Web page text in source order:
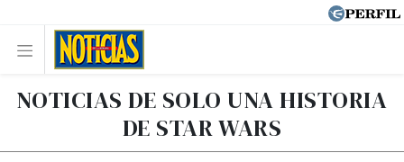
NOTICIAS DE SOLO UNA HISTORIA
DE STAR WARS